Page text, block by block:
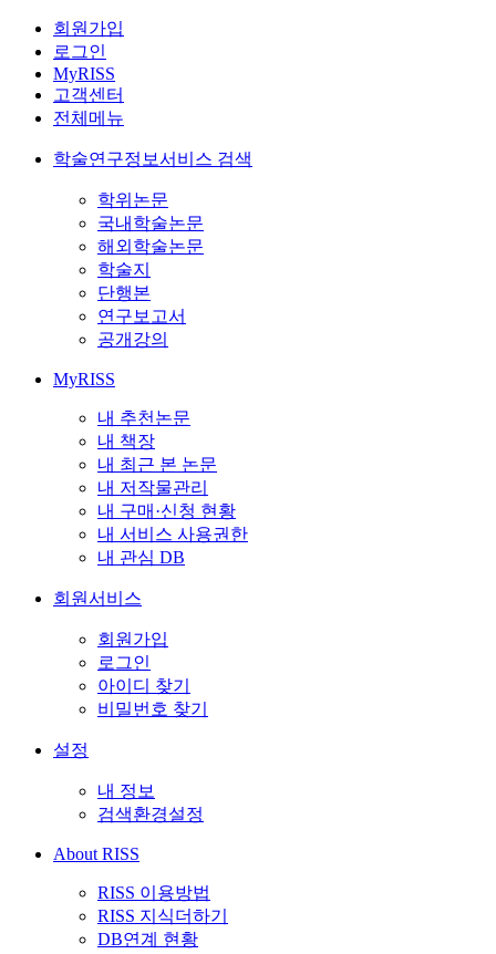
회원가입
로그인
MyRISS
고객센터
전체메뉴
학술연구정보서비스 검색
학위논문
국내학술논문
해외학술논문
학술지
단행본
연구보고서
공개강의
MyRISS
내 추천논문
내 책장
내 최근 본 논문
내 저작물관리
내 구매·신청 현황
내 서비스 사용권한
내 관심 DB
회원서비스
회원가입
로그인
아이디 찾기
비밀번호 찾기
설정
내 정보
검색환경설정
About RISS
RISS 이용방법
RISS 지식더하기
DB연계 현황